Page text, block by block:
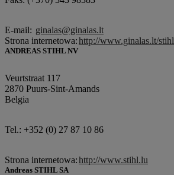
E-mail: ginalas@ginalas.lt
Strona internetowa:http://www.ginalas.lt/stihl
ANDREAS STIHL NV
Veurtstraat 117
2870 Puurs-Sint-Amands
Belgia
Tel.: +352 (0) 27 87 10 86
Strona internetowa:http://www.stihl.lu
Andreas STIHL SA